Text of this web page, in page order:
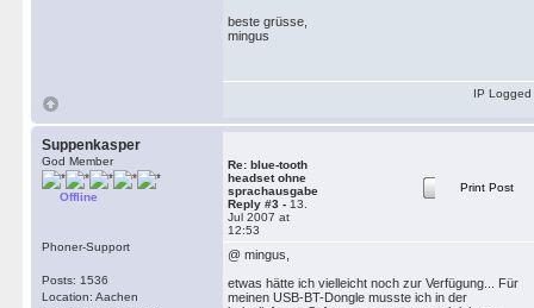
beste grüsse,
mingus
IP Logged
Suppenkasper
God Member
Offline
Phoner-Support
Posts: 1536
Location: Aachen
Re: blue-tooth
headset ohne
sprachausgabe
Reply #3 - 13.
Jul 2007 at
12:53
Print Post
@ mingus,
etwas hätte ich vielleicht noch zur Verfügung... Für
meinen USB-BT-Dongle musste ich in der